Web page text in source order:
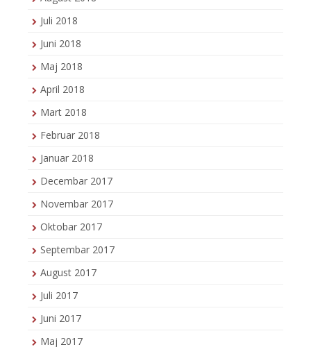
Juli 2018
Juni 2018
Maj 2018
April 2018
Mart 2018
Februar 2018
Januar 2018
Decembar 2017
Novembar 2017
Oktobar 2017
Septembar 2017
August 2017
Juli 2017
Juni 2017
Maj 2017